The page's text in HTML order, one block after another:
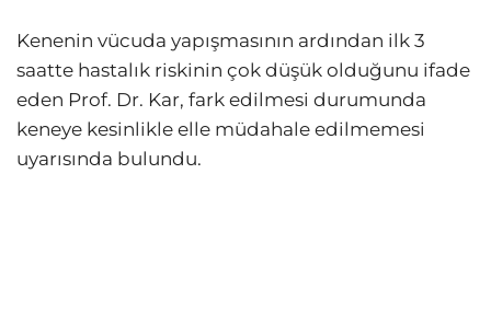
Kenenin vücuda yapışmasının ardından ilk 3
saatte hastalık riskinin çok düşük olduğunu ifade
eden Prof. Dr. Kar, fark edilmesi durumunda
keneye kesinlikle elle müdahale edilmemesi
uyarısında bulundu.